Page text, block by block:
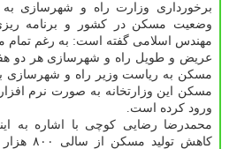
برخورداری وزارت راه و شهرسازی
وضعیت مسكن در كشور و برنامه
مهندس اسلامی گفته است: به رغم تمام
عریض و طویل راه و شهرسازی هر دو
مسكن به ریاست وزیر راه و شهرسازی
مسكن این وزارتخانه به صورت نرم
ورود كرده است.
محمدرضا رضایی كوچی با اشاره به